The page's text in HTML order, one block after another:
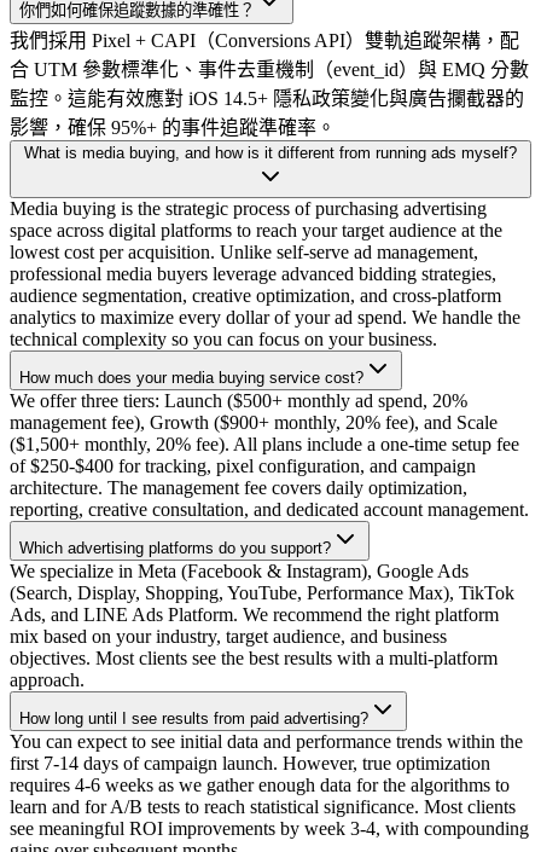
你們如何確保追蹤數據的準確性？
我們採用 Pixel + CAPI（Conversions API）雙軌追蹤架構，配
合 UTM 參數標準化、事件去重機制（event_id）與 EMQ 分數
監控。這能有效應對 iOS 14.5+ 隱私政策變化與廣告攔截器的
影響，確保 95%+ 的事件追蹤準確率。
What is media buying, and how is it different from running ads myself?
Media buying is the strategic process of purchasing advertising
space across digital platforms to reach your target audience at the
lowest cost per acquisition. Unlike self-serve ad management,
professional media buyers leverage advanced bidding strategies,
audience segmentation, creative optimization, and cross-platform
analytics to maximize every dollar of your ad spend. We handle the
technical complexity so you can focus on your business.
How much does your media buying service cost?
We offer three tiers: Launch ($500+ monthly ad spend, 20%
management fee), Growth ($900+ monthly, 20% fee), and Scale
($1,500+ monthly, 20% fee). All plans include a one-time setup fee
of $250-$400 for tracking, pixel configuration, and campaign
architecture. The management fee covers daily optimization,
reporting, creative consultation, and dedicated account management.
Which advertising platforms do you support?
We specialize in Meta (Facebook & Instagram), Google Ads
(Search, Display, Shopping, YouTube, Performance Max), TikTok
Ads, and LINE Ads Platform. We recommend the right platform
mix based on your industry, target audience, and business
objectives. Most clients see the best results with a multi-platform
approach.
How long until I see results from paid advertising?
You can expect to see initial data and performance trends within the
first 7-14 days of campaign launch. However, true optimization
requires 4-6 weeks as we gather enough data for the algorithms to
learn and for A/B tests to reach statistical significance. Most clients
see meaningful ROI improvements by week 3-4, with compounding